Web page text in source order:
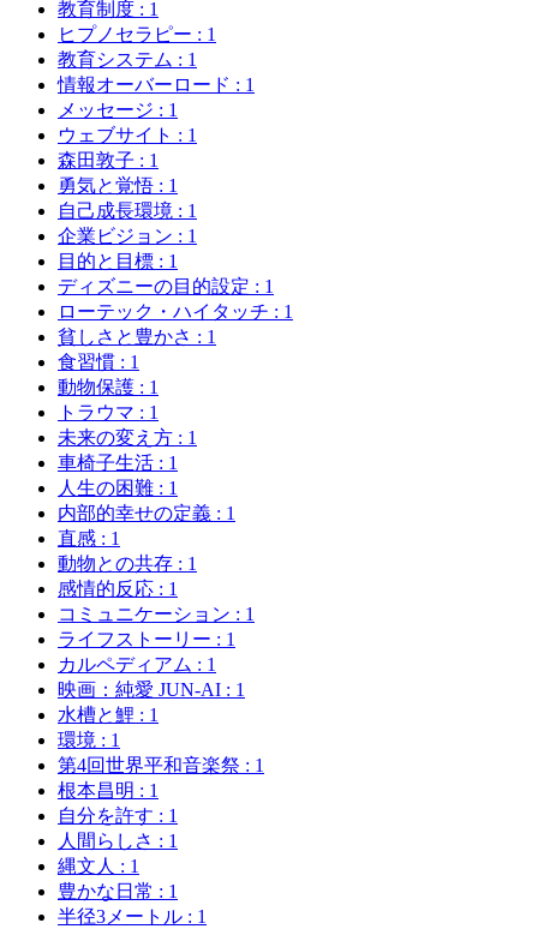
教育制度 : 1
ヒプノセラピー : 1
教育システム : 1
情報オーバーロード : 1
メッセージ : 1
ウェブサイト : 1
森田敦子 : 1
勇気と覚悟 : 1
自己成長環境 : 1
企業ビジョン : 1
目的と目標 : 1
ディズニーの目的設定 : 1
ローテック・ハイタッチ : 1
貧しさと豊かさ : 1
食習慣 : 1
動物保護 : 1
トラウマ : 1
未来の変え方 : 1
車椅子生活 : 1
人生の困難 : 1
内部的幸せの定義 : 1
直感 : 1
動物との共存 : 1
感情的反応 : 1
コミュニケーション : 1
ライフストーリー : 1
カルペディアム : 1
映画：純愛 JUN-AI : 1
水槽と鯉 : 1
環境 : 1
第4回世界平和音楽祭 : 1
根本昌明 : 1
自分を許す : 1
人間らしさ : 1
縄文人 : 1
豊かな日常 : 1
半径3メートル : 1